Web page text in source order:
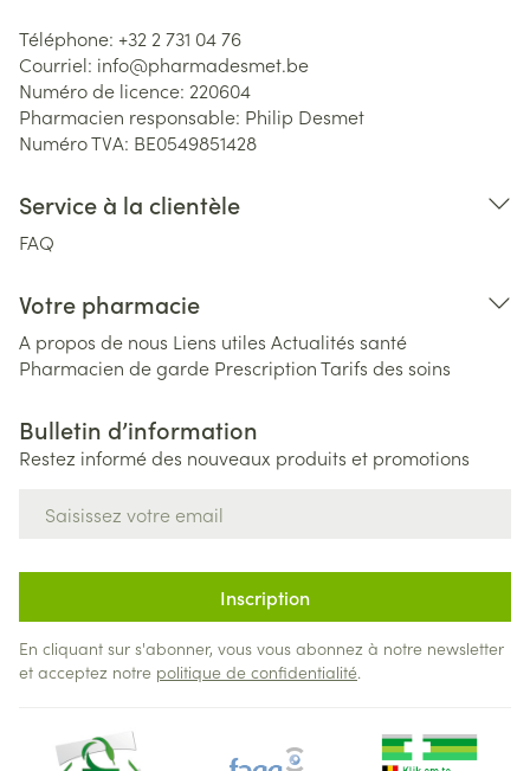
Téléphone: +32 2 731 04 76
Courriel: info@pharmadesmet.be
Numéro de licence: 220604
Pharmacien responsable: Philip Desmet
Numéro TVA: BE0549851428
Service à la clientèle
FAQ
Votre pharmacie
A propos de nous Liens utiles Actualités santé
Pharmacien de garde PrescriptionTarifs des soins
Bulletin d’information
Restez informé des nouveaux produits et promotions
Inscription
En cliquant sur s'abonner, vous vous abonnez à notre newsletter
et acceptez notre politique de confidentialité.